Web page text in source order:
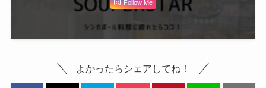
Follow Me
よかったらシェアしてね！